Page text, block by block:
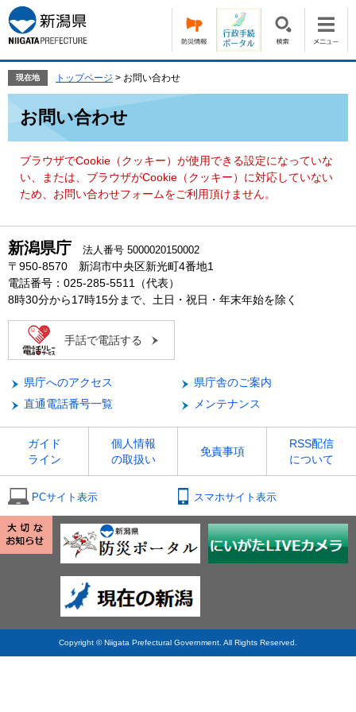
ー
ジ
の
頭
す。
ニ
ュ
ー
飛
て
現在地 トップページ > お問い合わせ
お問い合わせ
ブラウザでCookie（クッキー）が使用できる設定になっていな
い、または、ブラウザがCookie（クッキー）に対応していない
ため、お問い合わせフォームをご利用頂けません。
新潟県庁 法人番号 5000020150002
〒950-8570 新潟市中央区新光町4番地1
電話番号：025-285-5511（代表）
8時30分から17時15分まで、土日・祝日・年末年始を除く
手話で電話する
県庁へのアクセス
県庁舎のご案内
直通電話番号一覧
メンテナンス
ガイド
ライン
個人情報
の取扱い
免責事項
RSS配信
について
PCサイト表示 スマホサイト表示
Copyright © Niigata Prefectural Government. All Rights Reserved.